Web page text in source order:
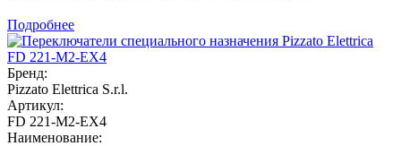
Подробнее
Бренд:
Pizzato Elettrica S.r.l.
Артикул:
FD 221-M2-EX4
Наименование: